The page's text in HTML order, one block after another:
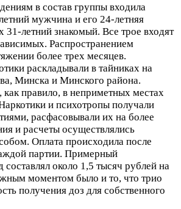
в состав группы входила
мужчина и его 24-летняя
31-летний знакомый. Все трое входят
Распространением
более трех месяцев.
раскладывали в тайниках на
Минска и Минского района.
как правило, в неприметных местах
и психотропы получали
расфасовывали их на более
и расчеты осуществлялись
Оплата происходила после
партии. Примерный
около 1,5 тысяч рублей на
моментом было и то, что трио
получения доз для собственного